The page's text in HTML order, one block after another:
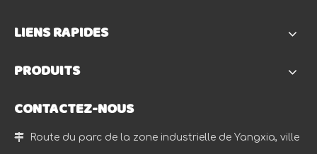
LIENS RAPIDES
PRODUITS
CONTACTEZ-NOUS
 Route du parc de la zone industrielle de Yangxia, ville